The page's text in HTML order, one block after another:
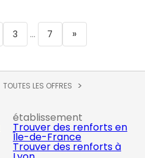
3 ... 7 »
TOUTES LES OFFRES
établissement
Trouver des renforts en
Île-de-France
Trouver des renforts à